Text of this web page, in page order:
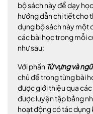
bộ sách này để dạy
hướng dẫn chi tiết cho
dụng bộ sách này một
các bài học trong mỗi
như sau:
Với phần Từ vựng và
chủ đề trong từng bài
được giới thiệu qua
được luyện tập bằng
hoạt động có tác dụng